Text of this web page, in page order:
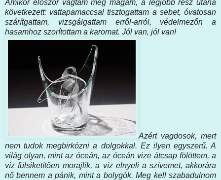
Amikor először vágtam meg magam, a legjobb rész utána
következett: vattapamaccsal tisztogattam a sebet, óvatosan
szárítgattam, vizsgálgattam erről-arról, védelmezőn a
hasamhoz szorítottam a karomat. Jól van, jól van!
Azért vagdosok, mert
nem tudok megbirkózni a dolgokkal. Ez ilyen egyszerű. A
világ olyan, mint az óceán, az óceán vize átcsap fölöttem, a
víz fülsiketítően morajlik, a víz elnyeli a szívemet, akkorára
nő bennem a pánik, mint a bolygók. Meg kell szabadulnom